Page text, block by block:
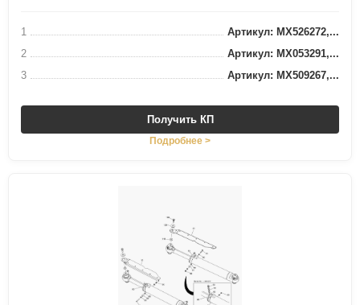
1
Артикул: MX526272,...
2
Артикул: MX053291,...
3
Артикул: MX509267,...
Получить КП
Подробнее >